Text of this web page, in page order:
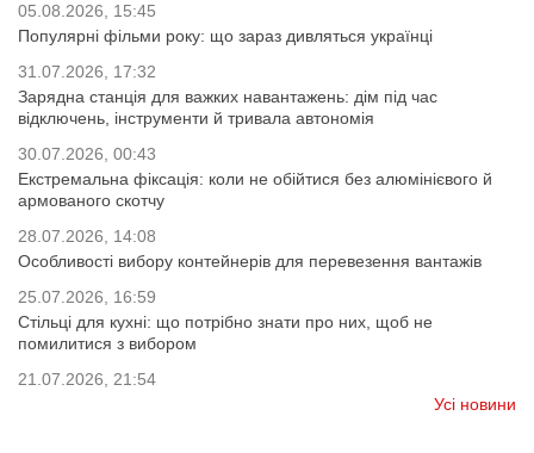
05.08.2026, 15:45
Популярні фільми року: що зараз дивляться українці
31.07.2026, 17:32
Зарядна станція для важких навантажень: дім під час
відключень, інструменти й тривала автономія
30.07.2026, 00:43
Екстремальна фіксація: коли не обійтися без алюмінієвого й
армованого скотчу
28.07.2026, 14:08
Особливості вибору контейнерів для перевезення вантажів
25.07.2026, 16:59
Стільці для кухні: що потрібно знати про них, щоб не
помилитися з вибором
21.07.2026, 21:54
Усі новини